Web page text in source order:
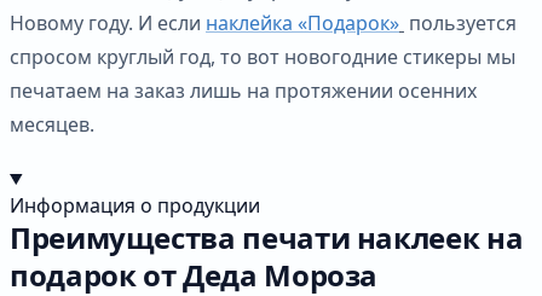
Новому году. И если наклейка «Подарок» пользуется
спросом круглый год, то вот новогодние стикеры мы
печатаем на заказ лишь на протяжении осенних
месяцев.
Информация о продукции
Преимущества печати наклеек на
подарок от Деда Мороза